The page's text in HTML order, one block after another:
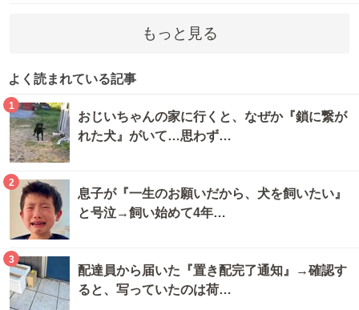
もっと見る
よく読まれている記事
1
おじいちゃんの家に行くと、なぜか『鎖に繋が
れた犬』がいて…思わず…
2
息子が『一生のお願いだから、犬を飼いたい』
と号泣→飼い始めて4年…
3
配達員から届いた『置き配完了通知』→確認す
ると、写っていたのは荷…